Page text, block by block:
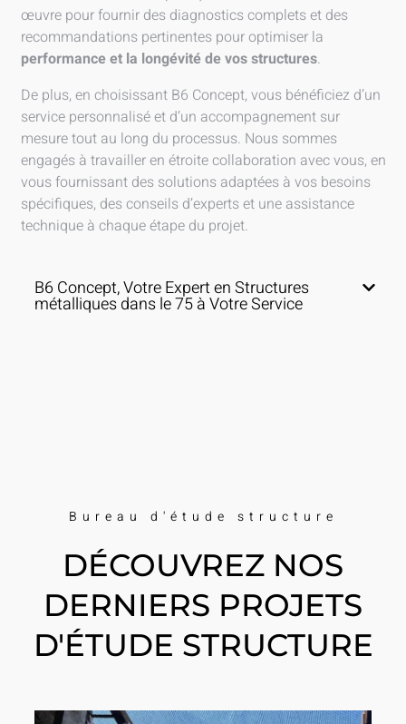
œuvre pour fournir des diagnostics complets et des
recommandations pertinentes pour optimiser la
performance et la longévité de vos structures.
De plus, en choisissant B6 Concept, vous bénéficiez d’un
service personnalisé et d’un accompagnement sur
mesure tout au long du processus. Nous sommes
engagés à travailler en étroite collaboration avec vous, en
vous fournissant des solutions adaptées à vos besoins
spécifiques, des conseils d’experts et une assistance
technique à chaque étape du projet.
B6 Concept, Votre Expert en Structures
métalliques dans le 75 à Votre Service
Bureau d'étude structure
DÉCOUVREZ NOS
DERNIERS PROJETS
D'ÉTUDE STRUCTURE